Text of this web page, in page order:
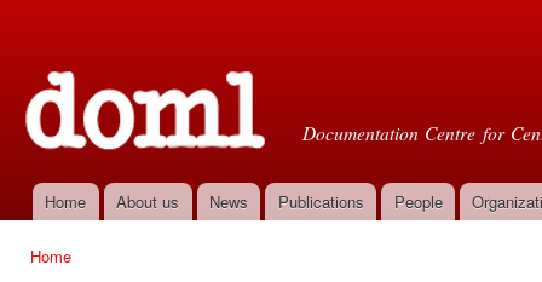
Documentation Centre for
Main menu
Home About us News Publications People
Home